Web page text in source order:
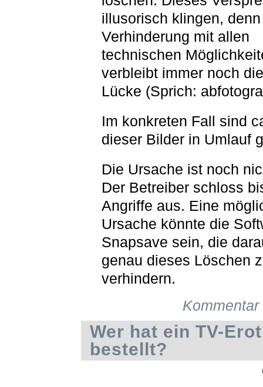
illusorisch klingen,
Verhinderung mit allen
technischen
verbleibt immer noch
Lücke (Sprich:
Im konkreten Fall sind
dieser Bilder in Umlauf
Die Ursache ist noch
Der Betreiber schloss
Angriffe aus. Eine
Ursache könnte die
Snapsave sein, die
genau dieses Löschen
verhindern.
Wer hat ein TV-
bestellt?